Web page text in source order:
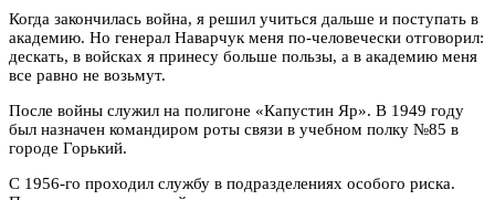
Когда закончилась война, я решил учиться дальше и поступать в
академию. Но генерал Наварчук меня по-человечески отговорил:
дескать, в войсках я принесу больше пользы, а в академию меня
все равно не возьмут.
После войны служил на полигоне «Капустин Яр». В 1949 году
был назначен командиром роты связи в учебном полку №85 в
городе Горький.
С 1956-го проходил службу в подразделениях особого риска.